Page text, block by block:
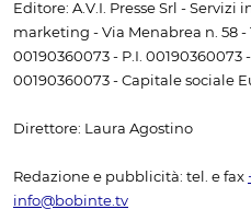
Editore: A.V.I. Presse Srl -
marketing - Via Menabrea n. 58 -
00190360073 - P.I. 00190360073
00190360073 - Capitale sociale
Direttore: Laura Agostino
Redazione e pubblicità: tel. e fax
info@bobinte.tv